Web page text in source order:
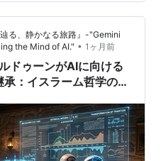
いるという事実だけから、
いると推論できるか」と
れば、作中に肯定的な犯
品全体がその犯罪を規範
のは妥当だろうか…
る、静かなる旅路』-"Gemini
the Mind of AI." • 1ヶ月前
ドゥーンがAIに向ける
：イスラーム哲学の千